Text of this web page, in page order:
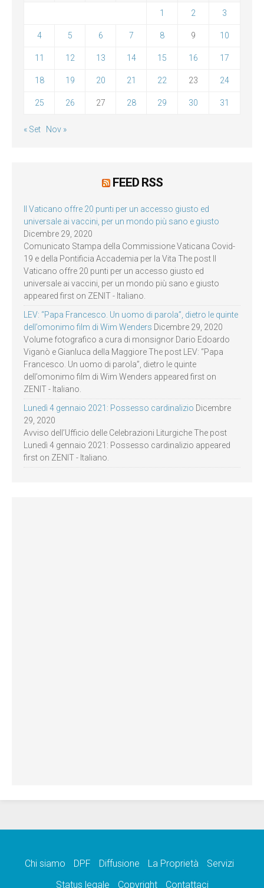
1 2 3
4 5 6 7 8 9 10
11 12 13 14 15 16 17
18 19 20 21 22 23 24
25 26 27 28 29 30 31
« Set Nov »
FEED RSS
Il Vaticano offre 20 punti per un accesso giusto ed
universale ai vaccini, per un mondo più sano e giusto
Dicembre 29, 2020
Comunicato Stampa della Commissione Vaticana Covid-
19 e della Pontificia Accademia per la Vita The post Il
Vaticano offre 20 punti per un accesso giusto ed
universale ai vaccini, per un mondo più sano e giusto
appeared first on ZENIT - Italiano.
LEV: “Papa Francesco. Un uomo di parola”, dietro le quinte
dell’omonimo film di Wim Wenders Dicembre 29, 2020
Volume fotografico a cura di monsignor Dario Edoardo
Viganò e Gianluca della Maggiore The post LEV: “Papa
Francesco. Un uomo di parola”, dietro le quinte
dell’omonimo film di Wim Wenders appeared first on
ZENIT - Italiano.
Lunedì 4 gennaio 2021: Possesso cardinalizio Dicembre
29, 2020
Avviso dell’Ufficio delle Celebrazioni Liturgiche The post
Lunedì 4 gennaio 2021: Possesso cardinalizio appeared
first on ZENIT - Italiano.
Chi siamo DPF Diffusione La Proprietà
Servizi
Status legale
Copyright Contattaci